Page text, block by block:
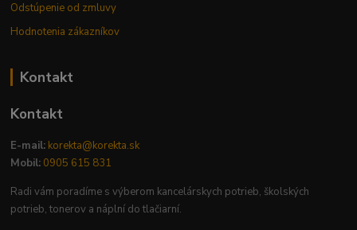
Odstúpenie od zmluvy
Hodnotenia zákazníkov
Kontakt
Kontakt
E-mail: korekta@korekta.sk
Mobil: 0905 615 831
Radi vám poradíme s výberom kancelárskych potrieb, školských
potrieb, tonerov a náplní do tlačiarní.